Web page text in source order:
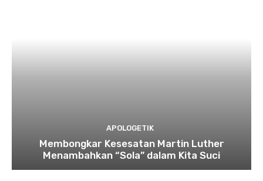
APOLOGETIK
Membongkar Kesesatan Martin Luther
Menambahkan “Sola” dalam Kita Suci